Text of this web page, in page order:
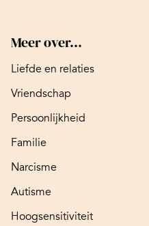
Meer over...
Liefde en relaties
Vriendschap
Persoonlijkheid
Familie
Narcisme
Autisme
Hoogsensitiviteit